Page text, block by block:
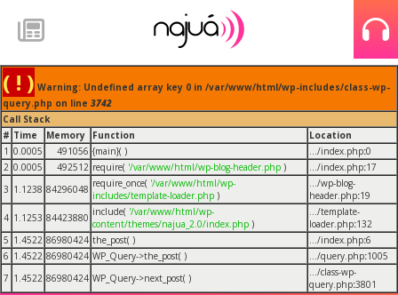
( ! ) Warning: Undefined array key 0 in /var/www/html/wp-includes/class-wp-
query.php on line 3742
Call Stack
# Time Memory Function
Location
1 0.0005 491056 {main}( ) .../index.php:0
2 0.0005 492512 require( '/var/www/html/wp-blog-header.php ) .../index.php:17
3 1.1238 84296048 require_once( '/var/www/html/wp-
includes/template-loader.php )
.../wp-blog-
header.php:19
4 1.1253 84423880 include( '/var/www/html/wp-
content/themes/najua_2.0/index.php )
.../template-
loader.php:132
5 1.4522 86980424 the_post( ) .../index.php:6
6 1.4522 86980424 WP_Query->the_post( ) .../query.php:1005
7 1.4522 86980424 WP_Query->next_post( )
.../class-wp-
query.php:3801